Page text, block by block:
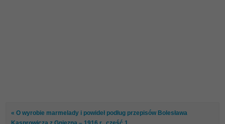
« O wyrobie marmelady i powideł podług przepisów Bolesława